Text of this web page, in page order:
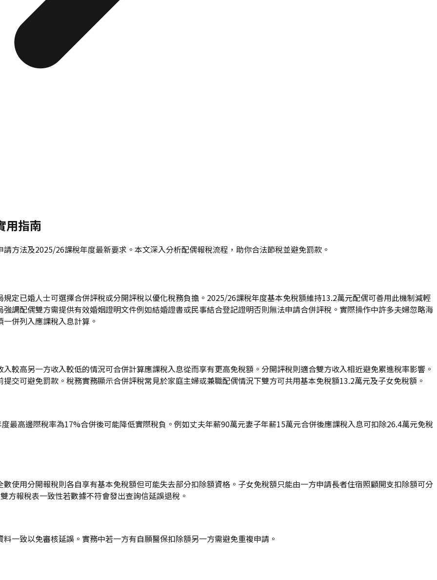
用指南
方法及2025/26課稅年度最新要求。本文深入分析配偶報稅流程，助你合法節稅並避免罰款。
定已婚人士可選擇合併評稅或分開評稅以優化稅務負擔。2025/26課稅年度基本免稅額維持13.2萬元配偶可善用此機制減輕
調配偶雙方需提供有效婚姻證明文件例如結婚證書或民事結合登記證明否則無法申請合併評稅。實際操作中許多夫婦忽略海
併列入應課稅入息計算。
較高另一方收入較低的情況可合併計算應課稅入息從而享有更高免稅額。分開評稅則適合雙方收入相近避免累進稅率影響。
交可避免罰款。稅務實務顯示合併評稅常見於家庭主婦或兼職配偶情況下雙方可共用基本免稅額13.2萬元及子女免稅額。
最高邊際稅率為17%合併後可能降低實際稅負。例如丈夫年薪90萬元妻子年薪15萬元合併後應課稅入息可扣除26.4萬元免稅
使用分開報稅則各自享有基本免稅額但可能失去部分扣除額資格。子女免稅額只能由一方申請長者住宿照顧開支扣除額可分
方報稅表一致性若數據不符會發出查詢信延誤退稅。
一致以免審核延誤。實務中若一方有自願醫保扣除額另一方需避免重複申請。